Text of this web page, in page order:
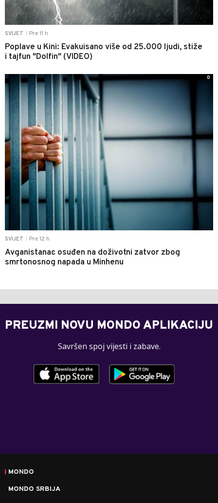
SVIJET Pre 11 h
Poplave u Kini: Evakuisano više od 25.000 ljudi, stiže
i tajfun "Dolfin" (VIDEO)
SVIJET Pre 12 h
Avganistanac osuđen na doživotni zatvor zbog
smrtonosnog napada u Minhenu
0
PREUZMI NOVU MONDO APLIKACIJU
Savršen spoj vijesti i zabave.
MONDO
MONDO SRBIJA